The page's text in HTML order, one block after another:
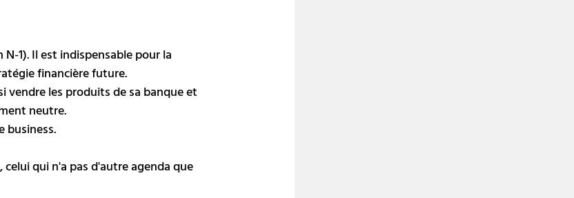
1). Il est indispensable pour la
financière future.
les produits de sa banque et
neutre.
business.
, celui qui n'a pas d'autre agenda que